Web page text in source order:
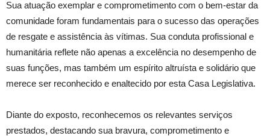
Sua atuação exemplar e comprometimento com o bem-estar da
comunidade foram fundamentais para o sucesso das operações
de resgate e assistência às vítimas. Sua conduta profissional e
humanitária reflete não apenas a excelência no desempenho de
suas funções, mas também um espírito altruísta e solidário que
merece ser reconhecido e enaltecido por esta Casa Legislativa.
Diante do exposto, reconhecemos os relevantes serviços
prestados, destacando sua bravura, comprometimento e